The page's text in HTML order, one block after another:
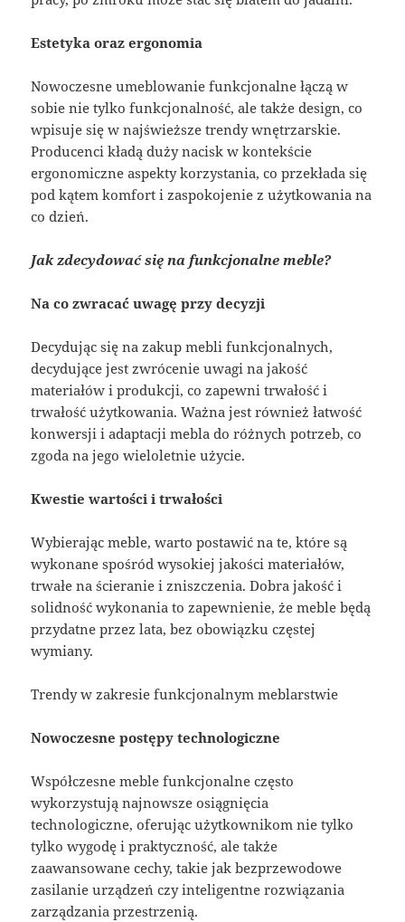
Estetyka oraz ergonomia
Nowoczesne umeblowanie funkcjonalne łączą w
sobie nie tylko funkcjonalność, ale także design, co
wpisuje się w najświeższe trendy wnętrzarskie.
Producenci kładą duży nacisk w kontekście
ergonomiczne aspekty korzystania, co przekłada się
pod kątem komfort i zaspokojenie z użytkowania na
co dzień.
Jak zdecydować się na funkcjonalne meble?
Na co zwracać uwagę przy decyzji
Decydując się na zakup mebli funkcjonalnych,
decydujące jest zwrócenie uwagi na jakość
materiałów i produkcji, co zapewni trwałość i
trwałość użytkowania. Ważna jest również łatwość
konwersji i adaptacji mebla do różnych potrzeb, co
zgoda na jego wieloletnie użycie.
Kwestie wartości i trwałości
Wybierając meble, warto postawić na te, które są
wykonane spośród wysokiej jakości materiałów,
trwałe na ścieranie i zniszczenia. Dobra jakość i
solidność wykonania to zapewnienie, że meble będą
przydatne przez lata, bez obowiązku częstej
wymiany.
Trendy w zakresie funkcjonalnym meblarstwie
Nowoczesne postępy technologiczne
Współczesne meble funkcjonalne często
wykorzystują najnowsze osiągnięcia
technologiczne, oferując użytkownikom nie tylko
tylko wygodę i praktyczność, ale także
zaawansowane cechy, takie jak bezprzewodowe
zasilanie urządzeń czy inteligentne rozwiązania
zarządzania przestrzenią.